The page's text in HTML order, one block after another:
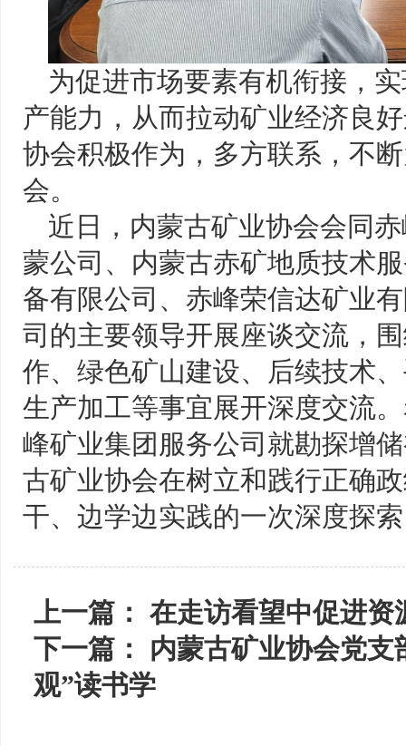
为促进市场要素有机衔接，
产能力，从而拉动矿业经济良
协会积极作为，多方联系，不
会。
近日，内蒙古矿业协会会同
蒙公司、内蒙古赤矿地质技术
备有限公司、赤峰荣信达矿业
司的主要领导开展座谈交流，
作、绿色矿山建设、后续技术
生产加工等事宜展开深度交流
峰矿业集团服务公司就勘探增
古矿业协会在树立和践行正确
干、边学边实践的一次深度探
上一篇： 在走访看望中促进资
下一篇： 内蒙古矿业协会党支
观”读书学